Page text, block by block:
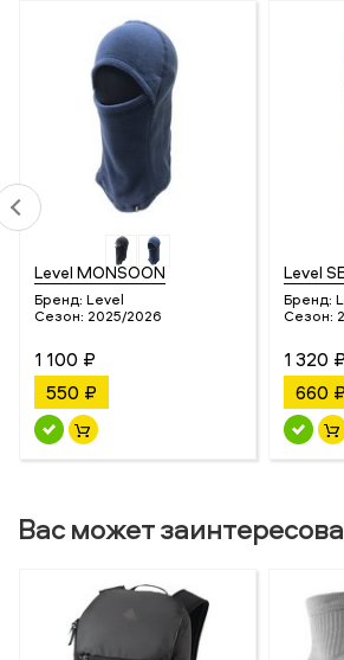
Level MONSOON
Бренд: Level
Сезон: 2025/2026
1 100 ₽
550 ₽
Level
Бренд:
Сезон:
1 320 ₽
660 ₽
Вас может